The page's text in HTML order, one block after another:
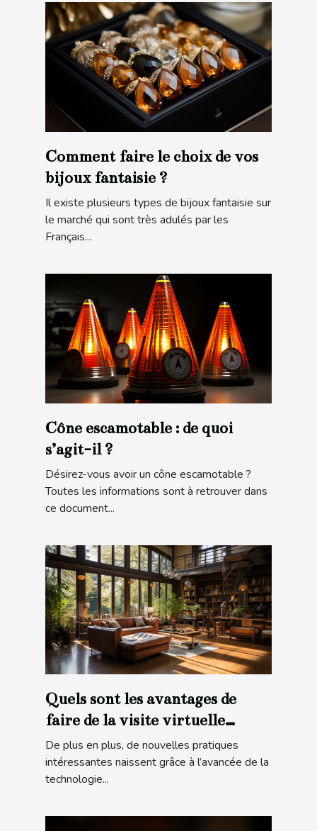
Comment faire le choix de vos
bijoux fantaisie ?
Il existe plusieurs types de bijoux fantaisie sur
le marché qui sont très adulés par les
Français...
Cône escamotable : de quoi
s’agit-il ?
Désirez-vous avoir un cône escamotable ?
Toutes les informations sont à retrouver dans
ce document...
Quels sont les avantages de
faire de la visite virtuelle
gratuite en ligne ?
De plus en plus, de nouvelles pratiques
intéressantes naissent grâce à l’avancée de la
technologie...